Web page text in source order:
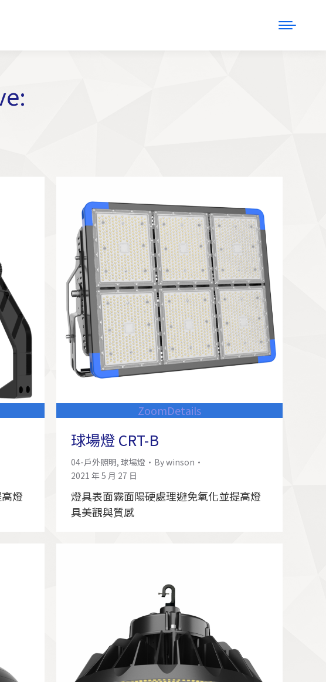
燈
ZoomDetails
球場燈 CRT-B
04-戶外照明, 球場燈 Bywinson
2021 年 5 月 27 日
燈具表面霧面陽硬處理避免氧化並提高燈
具美觀與質感